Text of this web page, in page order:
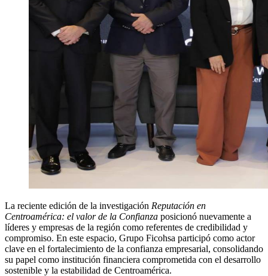
La reciente edición de la investigación Reputación en
Centroamérica: el valor de la Confianza posicionó nuevamente a
líderes y empresas de la región como referentes de credibilidad y
compromiso. En este espacio, Grupo Ficohsa participó como actor
clave en el fortalecimiento de la confianza empresarial, consolidando
su papel como institución financiera comprometida con el desarrollo
sostenible y la estabilidad de Centroamérica.